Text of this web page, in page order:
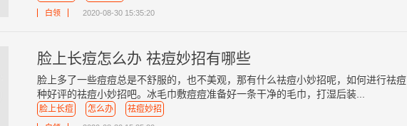
白领 2020-08-30 15:35:20
脸上长痘怎么办 祛痘妙招有哪些
脸上多了一些痘痘总是不舒服的，也不美观，那有什么祛痘小妙招呢，如何进行祛
种好评的祛痘小妙招吧。冰毛巾敷痘痘准备好一条干净的毛巾，打湿后装...
脸上长痘 怎么办 祛痘妙招